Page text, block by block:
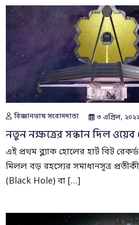
বিজ্ঞানভাষ সংবাদদাতা ৩ এপ্রিল,
নতুন নক্ষত্রের সন্ধান দিল ওয়েব
এই প্রথম ব্ল্যাক হোলের হার্ট বিট
মিলল বড় রহস্যের সমাধানসূত্র
(Black Hole) বা […]